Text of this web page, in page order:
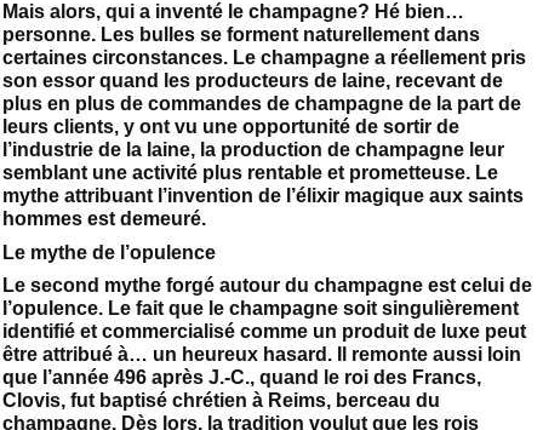
Mais alors, qui a inventé le champagne? Hé bien…
personne. Les bulles se forment naturellement dans
certaines circonstances. Le champagne a réellement pris
son essor quand les producteurs de laine, recevant de
plus en plus de commandes de champagne de la part de
leurs clients, y ont vu une opportunité de sortir de
l’industrie de la laine, la production de champagne leur
semblant une activité plus rentable et prometteuse. Le
mythe attribuant l’invention de l’élixir magique aux saints
hommes est demeuré.
Le mythe de l’opulence
Le second mythe forgé autour du champagne est celui de
l’opulence. Le fait que le champagne soit singulièrement
identifié et commercialisé comme un produit de luxe peut
être attribué à… un heureux hasard. Il remonte aussi loin
que l’année 496 après J.-C., quand le roi des Francs,
Clovis, fut baptisé chrétien à Reims, berceau du
champagne. Dès lors, la tradition voulut que les rois